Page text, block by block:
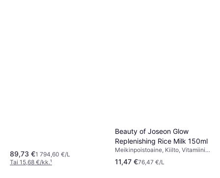
89,73 €1 794,60 €/L
Tai 15,68 €/kk.¹
Beauty of Joseon Glow
Replenishing Rice Milk 150ml
Meikinpoistoaine, Kiilto, Vitamiinit,
Kosteuttava
11,47 €76,47 €/L